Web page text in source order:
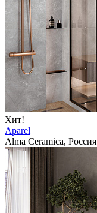
Хит!
Aparel
Alma Ceramica, Россия